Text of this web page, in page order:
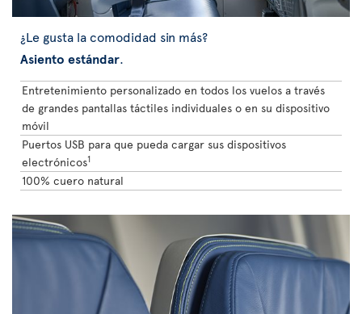
¿Le gusta la comodidad sin más?
Asiento estándar.
Entretenimiento personalizado en todos los vuelos a través
de grandes pantallas táctiles individuales o en su dispositivo
móvil
Puertos USB para que pueda cargar sus dispositivos
electrónicos1
100% cuero natural